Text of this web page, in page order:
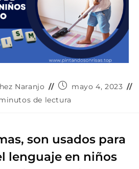
Naranjo
Publicación
la
mayo 4, 2023
de lectura
son usados para
lenguaje en niños